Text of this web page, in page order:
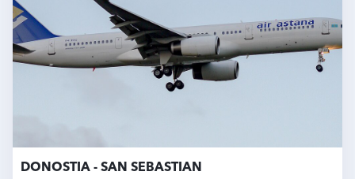
DONOSTIA - SAN SEBASTIAN